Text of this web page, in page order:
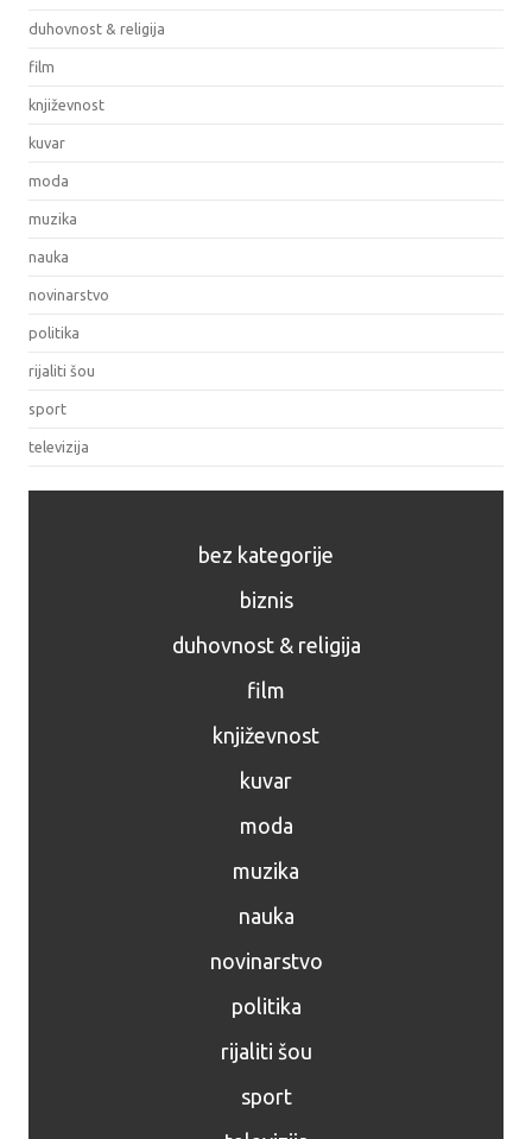
duhovnost & religija
film
književnost
kuvar
moda
muzika
nauka
novinarstvo
politika
rijaliti šou
sport
televizija
bez kategorije
biznis
duhovnost & religija
film
književnost
kuvar
moda
muzika
nauka
novinarstvo
politika
rijaliti šou
sport